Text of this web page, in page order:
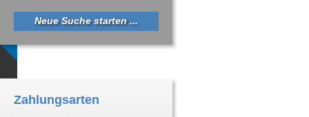
Neue Suche starten ...
Zahlungsarten